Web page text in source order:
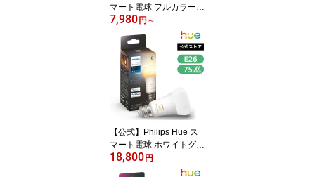
マート電球 フルカラー e
17 40w | フィリップスヒ
ュー スマート照明 LED
電球 アレクサ対応 470lm
マルチカラー 1600万色
電球色 昼白色 スマート
ライト 調光 調色 スマー
トホーム 間接照明 アプ
リ操作
7,980 円 ～
【公式】Philips Hue ス
マート電球 ホワイトグラ
デーション e26 75w 100
w | フィリップスヒュー
18,800 円